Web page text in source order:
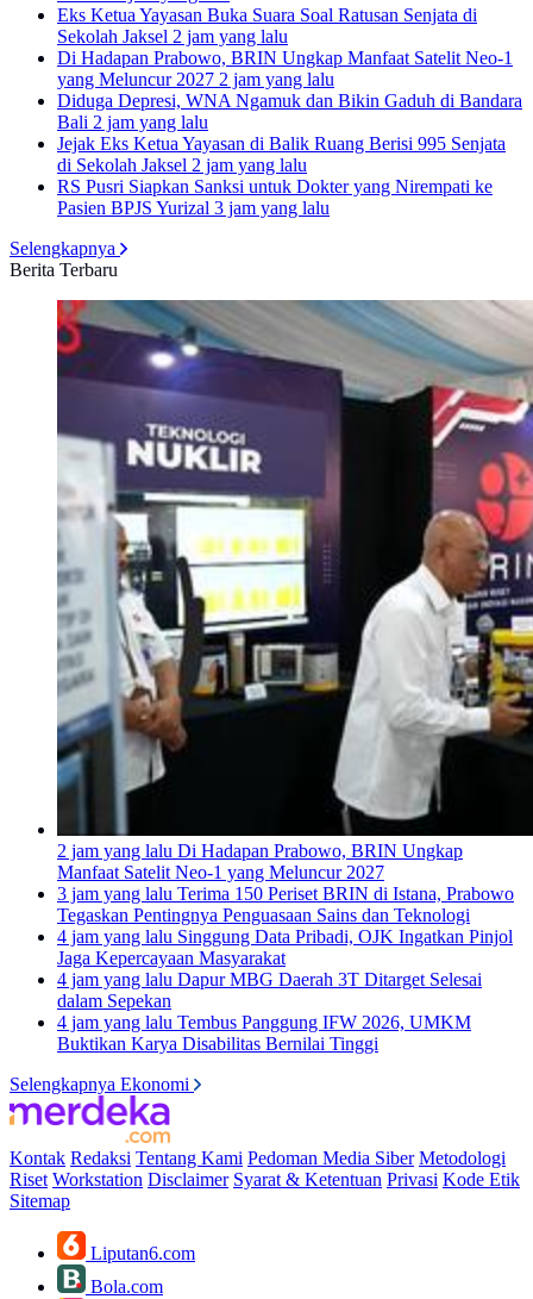
Eks Ketua Yayasan Buka Suara Soal Ratusan Senjata di
Sekolah Jaksel 2 jam yang lalu
Di Hadapan Prabowo, BRIN Ungkap Manfaat Satelit Neo-1
yang Meluncur 2027 2 jam yang lalu
Diduga Depresi, WNA Ngamuk dan Bikin Gaduh di Bandara
Bali 2 jam yang lalu
Jejak Eks Ketua Yayasan di Balik Ruang Berisi 995 Senjata
di Sekolah Jaksel 2 jam yang lalu
RS Pusri Siapkan Sanksi untuk Dokter yang Nirempati ke
Pasien BPJS Yurizal 3 jam yang lalu
Selengkapnya
Berita Terbaru
2 jam yang lalu Di Hadapan Prabowo, BRIN Ungkap
Manfaat Satelit Neo-1 yang Meluncur 2027
3 jam yang lalu Terima 150 Periset BRIN di Istana, Prabowo
Tegaskan Pentingnya Penguasaan Sains dan Teknologi
4 jam yang lalu Singgung Data Pribadi, OJK Ingatkan Pinjol
Jaga Kepercayaan Masyarakat
4 jam yang lalu Dapur MBG Daerah 3T Ditarget Selesai
dalam Sepekan
4 jam yang lalu Tembus Panggung IFW 2026, UMKM
Buktikan Karya Disabilitas Bernilai Tinggi
Selengkapnya Ekonomi
Kontak Redaksi Tentang Kami Pedoman Media Siber Metodologi
Riset Workstation Disclaimer Syarat & Ketentuan Privasi Kode Etik
Sitemap
Liputan6.com
Bola.com